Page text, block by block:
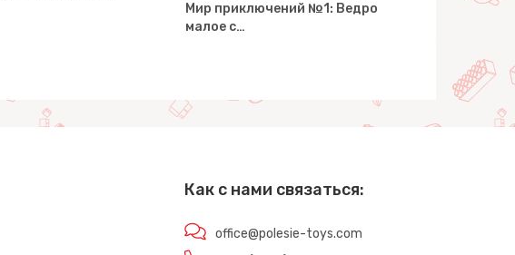
Мир приключений №1: Ведро
малое с…
Мир
Как с нами связаться:
office@polesie-toys.com